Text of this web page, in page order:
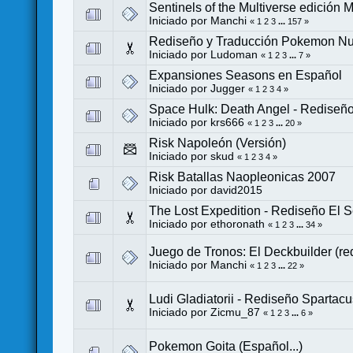
Sentinels of the Multiverse edición
Iniciado por Manchi « 1 2 3 ... 157 »
Rediseño y Traducción Pokemon
Iniciado por Ludoman « 1 2 3 ...7 »
Expansiones Seasons en Español
Iniciado porJugger « 1 2 3 4 »
Space Hulk: Death Angel -
Iniciado por krs666 « 1 2 3 ...20 »
Risk Napoleón (Versión)
Iniciado porskud « 1 2 3 4 »
Risk Batallas Naopleonicas 2007
Iniciado pordavid2015
The Lost Expedition - Rediseño El
Iniciado porethoronath « 1 2 3 ...34 »
Juego de Tronos: El Deckbuilder
Iniciado por Manchi « 1 2 3 ...22 »
Ludi Gladiatorii - Rediseño
Iniciado porZicmu_87 « 1 2 3 ...6 »
Pokemon Goita (Español...)